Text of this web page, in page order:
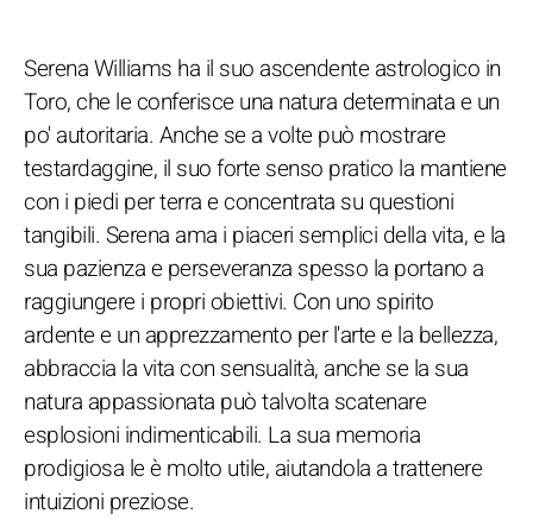
Serena Williams ha il suo ascendente astrologico in
Toro, che le conferisce una natura determinata e un
po' autoritaria. Anche se a volte può mostrare
testardaggine, il suo forte senso pratico la mantiene
con i piedi per terra e concentrata su questioni
tangibili. Serena ama i piaceri semplici della vita, e la
sua pazienza e perseveranza spesso la portano a
raggiungere i propri obiettivi. Con uno spirito
ardente e un apprezzamento per l'arte e la bellezza,
abbraccia la vita con sensualità, anche se la sua
natura appassionata può talvolta scatenare
esplosioni indimenticabili. La sua memoria
prodigiosa le è molto utile, aiutandola a trattenere
intuizioni preziose.